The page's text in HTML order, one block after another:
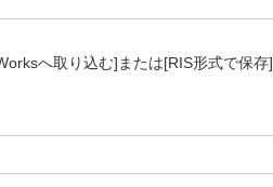
へ取り込む]または[RIS形式で保存]